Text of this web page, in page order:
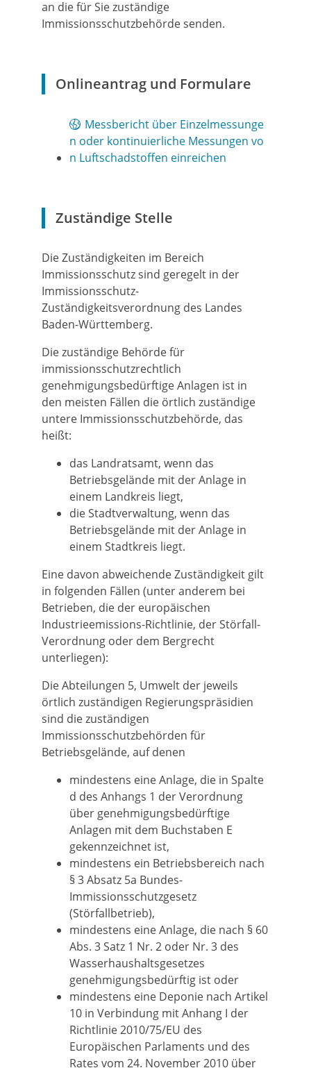
an die für Sie zuständige
Immissionsschutzbehörde senden.
Onlineantrag und Formulare
Messbericht über Einzelmessunge
n oder kontinuierliche Messungen vo
n Luftschadstoffen einreichen
Zuständige Stelle
Die Zuständigkeiten im Bereich
Immissionsschutz sind geregelt in der
Immissionsschutz-
Zuständigkeitsverordnung des Landes
Baden-Württemberg.
Die zuständige Behörde für
immissionsschutzrechtlich
genehmigungsbedürftige Anlagen ist in
den meisten Fällen die örtlich zuständige
untere Immissionsschutzbehörde, das
heißt:
das Landratsamt, wenn das
Betriebsgelände mit der Anlage in
einem Landkreis liegt,
die Stadtverwaltung, wenn das
Betriebsgelände mit der Anlage in
einem Stadtkreis liegt.
Eine davon abweichende Zuständigkeit gilt
in folgenden Fällen (unter anderem bei
Betrieben, die der europäischen
Industrieemissions-Richtlinie, der Störfall-
Verordnung oder dem Bergrecht
unterliegen):
Die Abteilungen 5, Umwelt der jeweils
örtlich zuständigen Regierungspräsidien
sind die zuständigen
Immissionsschutzbehörden für
Betriebsgelände, auf denen
mindestens eine Anlage, die in Spalte
d des Anhangs 1 der Verordnung
über genehmigungsbedürftige
Anlagen mit dem Buchstaben E
gekennzeichnet ist,
mindestens ein Betriebsbereich nach
§ 3 Absatz 5a Bundes-
Immissionsschutzgesetz
(Störfallbetrieb),
mindestens eine Anlage, die nach § 60
Abs. 3 Satz 1 Nr. 2 oder Nr. 3 des
Wasserhaushaltsgesetzes
genehmigungsbedürftig ist oder
mindestens eine Deponie nach Artikel
10 in Verbindung mit Anhang I der
Richtlinie 2010/75/EU des
Europäischen Parlaments und des
Rates vom 24. November 2010 über